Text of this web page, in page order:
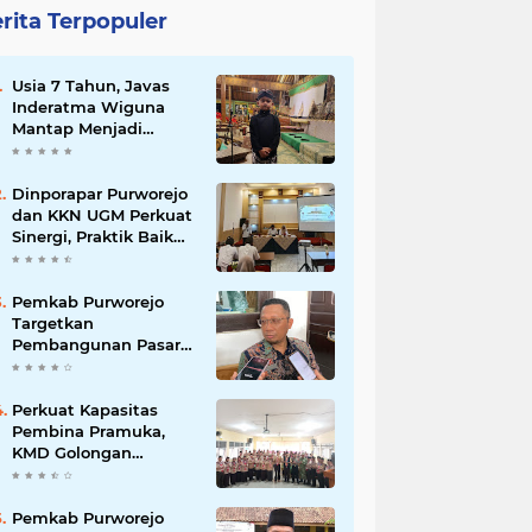
Terpopuler
Usia 7 Tahun, Javas
Inderatma Wiguna
Mantap Menjadi
Dalang Cilik, Sang
Menonton Wayang di
YouTube
Dinporapar Purworejo
dan KKN UGM Perkuat
Sinergi, Praktik Baik
Kecamatan Berdaya
Pemkab Purworejo
Targetkan
Pembangunan Pasar
Kutoarjo Dimulai 2027,
Kelayakan hingga
DED
Perkuat Kapasitas
Pembina Pramuka,
KMD Golongan
Penggalang Pituruh
Pemkab Purworejo